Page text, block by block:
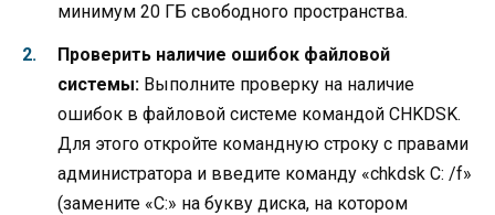
минимум 20 ГБ свободного пространства.
Проверить наличие ошибок файловой
системы: Выполните проверку на наличие
ошибок в файловой системе командой CHKDSK.
Для этого откройте командную строку с правами
администратора и введите команду «chkdsk C: /f»
(замените «C:» на букву диска, на котором